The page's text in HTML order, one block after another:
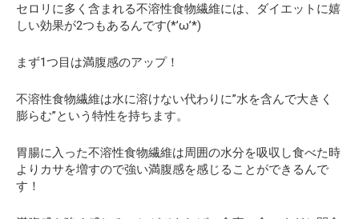
セロリに多く含まれる不溶性食物繊維には、ダイエットに嬉
しい効果が2つもあるんです(*’ω’*)
まず1つ目は満腹感のアップ！
不溶性食物繊維は水に溶けない代わりに”水を含んで大きく
膨らむ”という特性を持ちます。
胃腸に入った不溶性食物繊維は周囲の水分を吸収し食べた時
よりカサを増すので強い満腹感を感じることができるんで
す！